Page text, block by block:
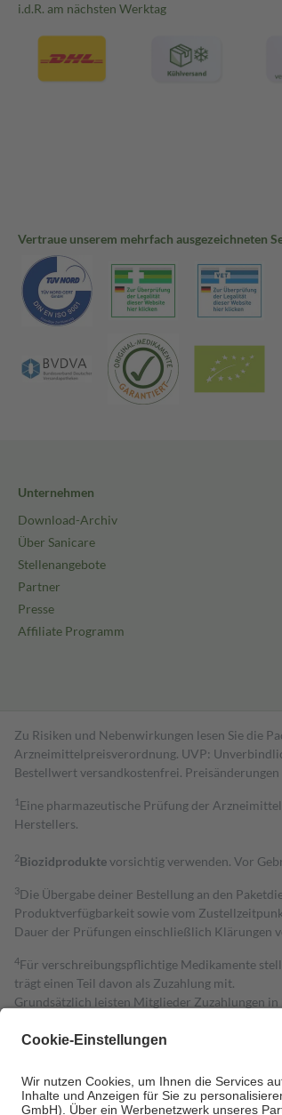
i.d.R. am nächsten Werktag
Vertraue unserem mehrfach ausgezeichneten
Unternehmen
Download-Archiv
Über Sanicare
Stellenangebote
Partner
Presse
Affiliate Programm
Zu Risiken und Nebenwirkungen lesen Sie die
Arzneimittelpreisverordnung. UVP:
Bestell­wert versand­kosten­frei.
1 Eine pharmazeutische Prüfung der
Herstellers.
2Biozidproduktevorsichtig verwenden. Vor
3Die Übergabe deiner Bestellung an den
Produktverfügbarkeit sowie vom
Dauer der Prüfungen einschließlich Klärungen
4Für verschreibungspflichtige Medikamente
trägt einen Teil davon als Zuzahlung mit.
Grundsätzlich leisten Mitglieder Zuzahlungen in
Diese Regeln gelten grundsätzlich auch für
Um das Engagement der Versicherten für ihre
• Kindern und Jugendlichen bis zum